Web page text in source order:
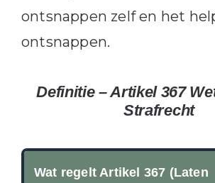
ontsnappen zelf en het
ontsnappen.
Definitie – Artikel 367
Strafrecht
Wat regelt Artikel 367 (Laten